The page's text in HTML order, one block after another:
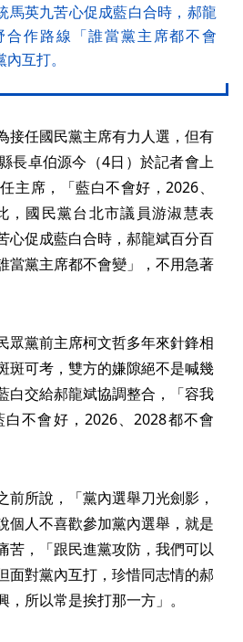
馬英九苦心促成藍白合時，郝龍
作路線「誰當黨主席都不會
互打。
接任國民黨主席有力人選，但有
長卓伯源今（4日）於記者會上
主席，「藍白不會好，2026、
，國民黨台北市議員游淑慧表
心促成藍白合時，郝龍斌百分百
當黨主席都不會變」，不用急著
眾黨前主席柯文哲多年來針鋒相
斑可考，雙方的嫌隙絕不是喊幾
白交給郝龍斌協調整合，「容我
不會好，2026、2028都不會
前所說，「黨內選舉刀光劍影，
個人不喜歡參加黨內選舉，就是
苦，「跟民進黨攻防，我們可以
面對黨內互打，珍惜同志情的郝
所以常是挨打那一方」。